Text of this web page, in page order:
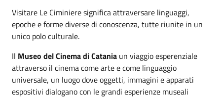
Visitare Le Ciminiere significa attraversare linguaggi,
epoche e forme diverse di conoscenza, tutte riunite in un
unico polo culturale.
Il Museo del Cinema di Catania un viaggio esperenziale
attraverso il cinema come arte e come linguaggio
universale, un luogo dove oggetti, immagini e apparati
espositivi dialogano con le grandi esperienze museali